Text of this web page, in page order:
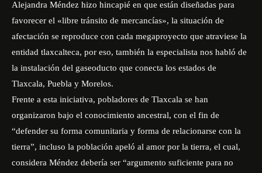
Alejandra Méndez hizo hincapié en que están diseñadas para
favorecer el «libre tránsito de mercancías», la situación de
afectación se reproduce con cada megaproyecto que atraviese la
entidad tlaxcalteca, por eso, también la especialista nos habló de
la instalación del gaseoducto que conecta los estados de
Tlaxcala, Puebla y Morelos.
Frente a esta iniciativa, pobladores de Tlaxcala se han
organizaron bajo el conocimiento ancestral, con el fin de
“defender su forma comunitaria y forma de relacionarse con la
tierra”, incluso la población apeló al amor por la tierra, el cual,
considera Méndez debería ser “argumento suficiente para no